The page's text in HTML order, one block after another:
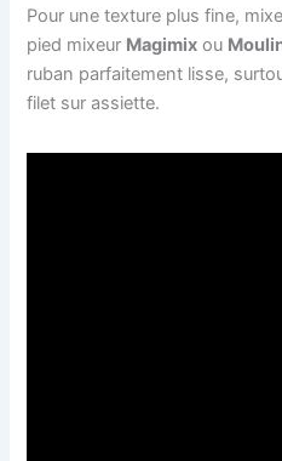
Pour une texture plus fine,
pied mixeur Magimix ou
ruban parfaitement lisse,
filet sur assiette.